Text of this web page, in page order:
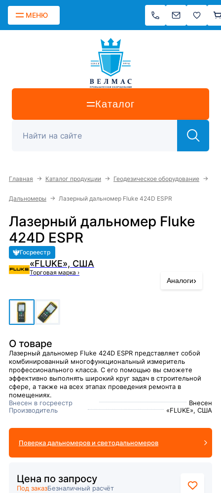
МЕНЮ
Каталог
Главная → Каталог продукции → Геодезическое оборудование →
Дальномеры → Лазерный дальномер Fluke 424D ESPR
Лазерный дальномер Fluke
424D ESPR
Госреестр
«FLUKE», США
Торговая марка ›
Аналоги›
О товаре
Лазерный дальномер Fluke 424D ESPR представляет собой
комбинированный многофункциональный измеритель
профессионального класса. С его помощью вы сможете
эффективно выполнять широкий круг задач в строительной
сфере, а также на всех этапах проведения ремонта в
помещениях.
Внесен в госреестр
Внесен
Производитель
«FLUKE», США
Поверка дальномеров и светодальномеров
Цена по запросу
Под заказБезналичный расчёт